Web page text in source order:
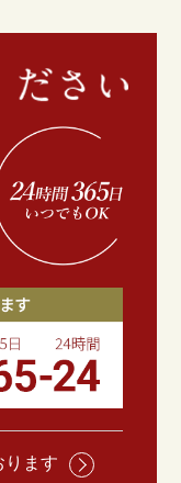
ります